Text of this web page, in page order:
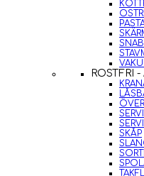
ROSTFRI
SKÅP